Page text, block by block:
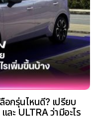
กรุ่นไหนดี? เปรียบ
ะ ULTRA ว่ามีอะไร